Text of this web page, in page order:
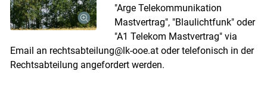
"Arge Telekommunikation
Mastvertrag", "Blaulichtfunk" oder
"A1 Telekom Mastvertrag" via
Email an rechtsabteilung@lk-ooe.at oder telefonisch in der
Rechtsabteilung angefordert werden.